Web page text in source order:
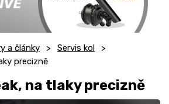
a články
Servis kol
precizně
na tlaky precizně